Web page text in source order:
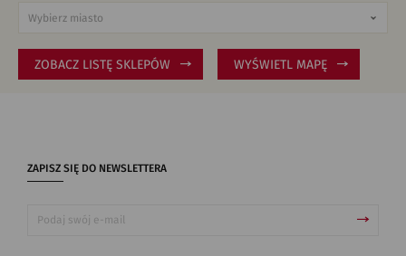
ZOBACZ LISTĘ SKLEPÓW WYŚWIETL MAPĘ
ZAPISZ SIĘ DO NEWSLETTERA